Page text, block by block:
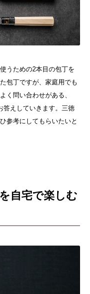
うための2本目の包丁を
包丁ですが、家庭用でも
く問い合わせがある、
答えしていきます。三徳
参考にしてもらいたいと
自宅で楽しむ